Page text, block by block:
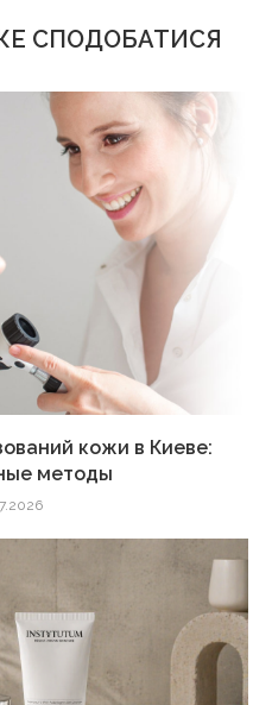
СПОДОБАТИСЯ
кожи в Киеве:
методы